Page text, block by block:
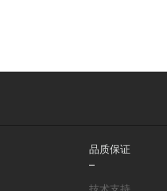
品质保证